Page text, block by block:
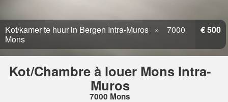
Kot/kamer te huur in Bergen Intra-Muros
7000
Mons
€ 500
Kot/Chambre à louer Mons Intra-
Muros
7000 Mons